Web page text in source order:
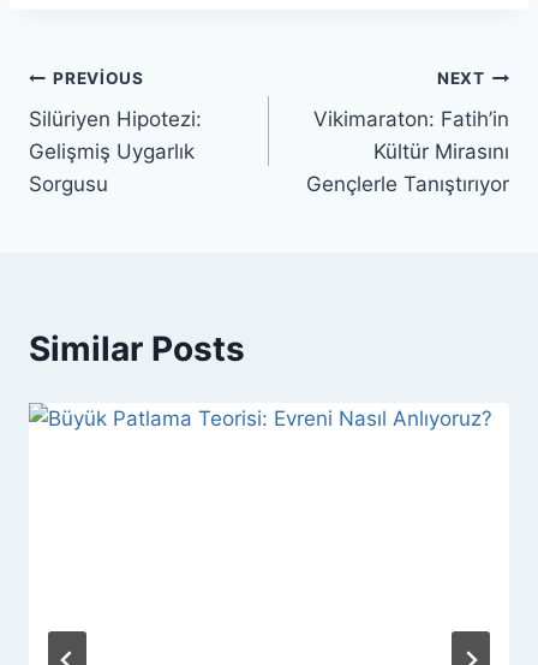
Yazı
gezinmesi
PREVIOUS
Silüriyen Hipotezi:
Gelişmiş Uygarlık
Sorgusu
NEXT
Vikimaraton: Fatih’in
Kültür Mirasını
Gençlerle Tanıştırıyor
Similar Posts